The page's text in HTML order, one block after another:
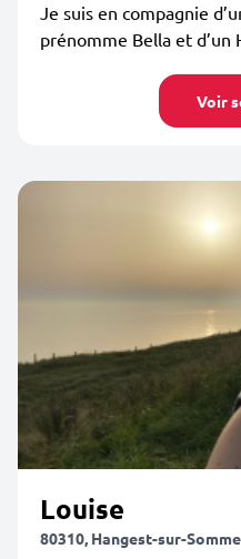
Je suis en compagnie
prénomme Bella et d’un
Voir
Louise
80310, Hangest-sur-Somme